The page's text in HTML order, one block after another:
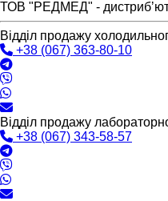
ТОВ "РЕДМЕД" -
Відділ продажу
+38 (067) 363-80-10
Відділ продажу
+38 (067) 343-58-57